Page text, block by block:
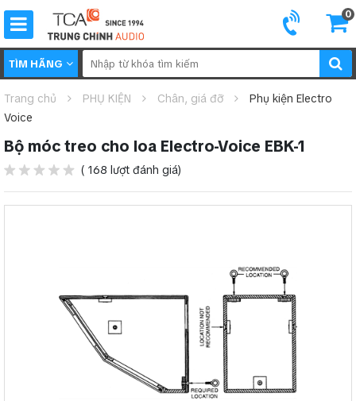
0
TÌM HÃNG
Trang chủ PHỤ KIỆN Chân, giá đỡ
Phụ kiện Electro
Voice
Bộ móc treo cho loa Electro-Voice EBK-1
( 168 lượt đánh giá)